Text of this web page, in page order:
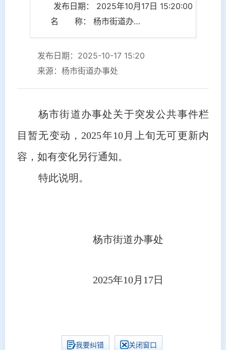
发布日期： 2025年10月17日 15:20:00
名 称： 杨市街道办事处关于突发公共事件栏目更新情况的说明
发布日期：2025-10-17 15:20
来源：杨市街道办事处
杨市街道办事处关于突发公共事件栏
目暂无变动，2025年10月上旬无可更新内
容，如有变化另行通知。
特此说明。
杨市街道办事处
2025年10月17日
我要纠错 关闭窗口